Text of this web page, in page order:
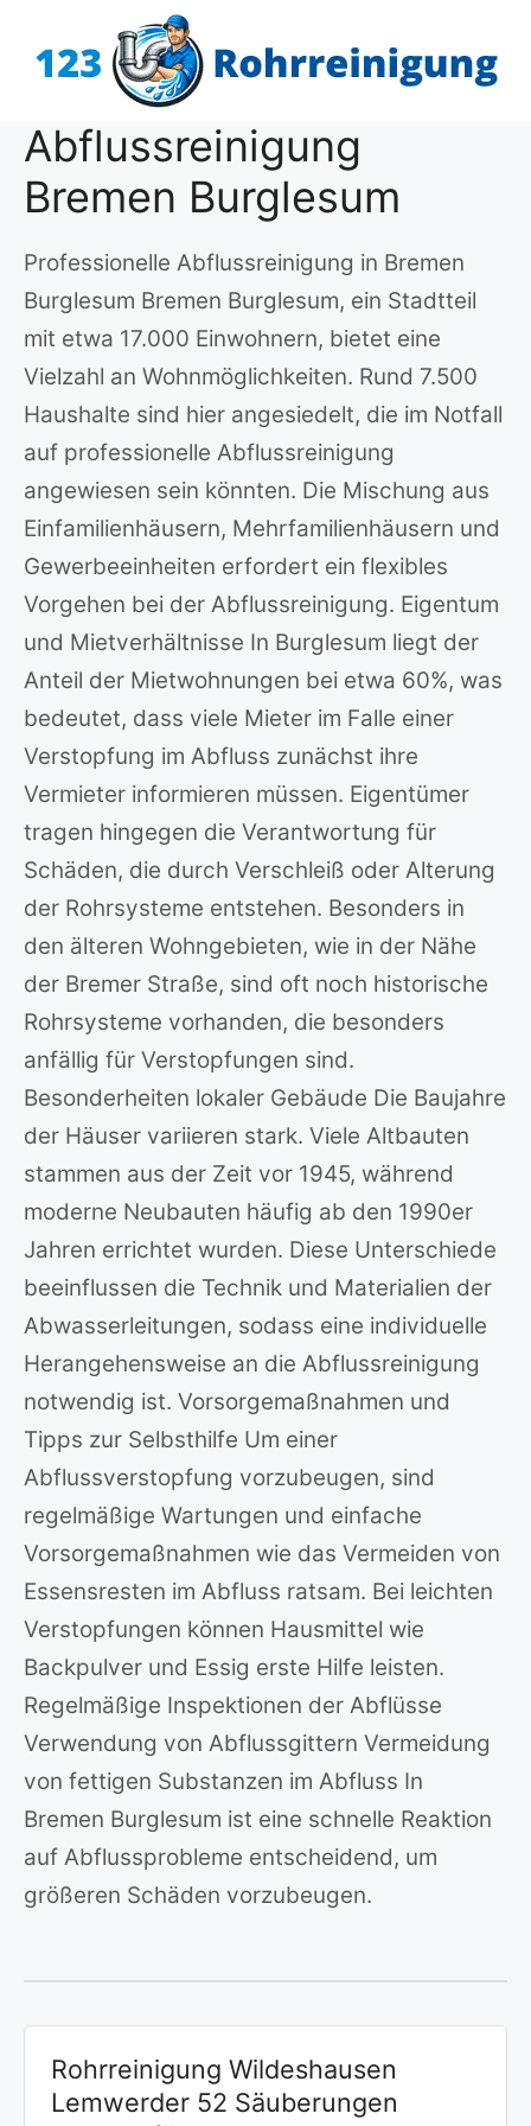
Inhalt
Abflussreinigung
Bremen Burglesum
Professionelle Abflussreinigung in Bremen
Burglesum Bremen Burglesum, ein Stadtteil
mit etwa 17.000 Einwohnern, bietet eine
Vielzahl an Wohnmöglichkeiten. Rund 7.500
Haushalte sind hier angesiedelt, die im Notfall
auf professionelle Abflussreinigung
angewiesen sein könnten. Die Mischung aus
Einfamilienhäusern, Mehrfamilienhäusern und
Gewerbeeinheiten erfordert ein flexibles
Vorgehen bei der Abflussreinigung. Eigentum
und Mietverhältnisse In Burglesum liegt der
Anteil der Mietwohnungen bei etwa 60%, was
bedeutet, dass viele Mieter im Falle einer
Verstopfung im Abfluss zunächst ihre
Vermieter informieren müssen. Eigentümer
tragen hingegen die Verantwortung für
Schäden, die durch Verschleiß oder Alterung
der Rohrsysteme entstehen. Besonders in
den älteren Wohngebieten, wie in der Nähe
der Bremer Straße, sind oft noch historische
Rohrsysteme vorhanden, die besonders
anfällig für Verstopfungen sind.
Besonderheiten lokaler Gebäude Die Baujahre
der Häuser variieren stark. Viele Altbauten
stammen aus der Zeit vor 1945, während
moderne Neubauten häufig ab den 1990er
Jahren errichtet wurden. Diese Unterschiede
beeinflussen die Technik und Materialien der
Abwasserleitungen, sodass eine individuelle
Herangehensweise an die Abflussreinigung
notwendig ist. Vorsorgemaßnahmen und
Tipps zur Selbsthilfe Um einer
Abflussverstopfung vorzubeugen, sind
regelmäßige Wartungen und einfache
Vorsorgemaßnahmen wie das Vermeiden von
Essensresten im Abfluss ratsam. Bei leichten
Verstopfungen können Hausmittel wie
Backpulver und Essig erste Hilfe leisten.
Regelmäßige Inspektionen der Abflüsse
Verwendung von Abflussgittern Vermeidung
von fettigen Substanzen im Abfluss In
Bremen Burglesum ist eine schnelle Reaktion
auf Abflussprobleme entscheidend, um
größeren Schäden vorzubeugen.
Rohrreinigung Wildeshausen
Lemwerder 52 Säuberungen